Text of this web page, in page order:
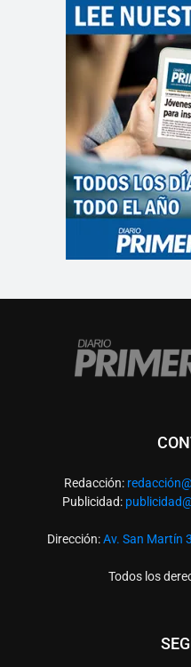
Redacción: redacció
Publicidad:
Dirección:Av. San Martín
Todos los